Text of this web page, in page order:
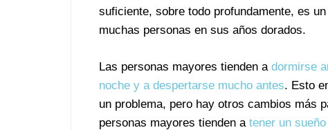
suficiente, sobre todo profundamente, es
muchas personas en sus años dorados.
Las personas mayores tienden a dormirse
noche y a despertarse mucho antes. Esto
un problema, pero hay otros cambios más
personas mayores tienden a tener un